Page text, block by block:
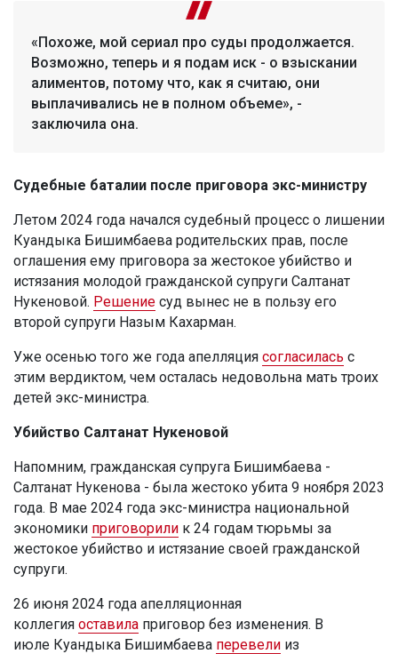
«Похоже, мой сериал про суды продолжается.
Возможно, теперь и я подам иск - о взыскании
алиментов, потому что, как я считаю, они
выплачивались не в полном объеме», -
заключила она.
Судебные баталии после приговора экс-министру
Летом 2024 года начался судебный процесс о лишении
Куандыка Бишимбаева родительских прав, после
оглашения ему приговора за жестокое убийство и
истязания молодой гражданской супруги Салтанат
Нукеновой. Решение суд вынес не в пользу его
второй супруги Назым Кахарман.
Уже осенью того же года апелляция согласилась с
этим вердиктом, чем осталась недовольна мать троих
детей экс-министра.
Убийство Салтанат Нукеновой
Напомним, гражданская супруга Бишимбаева -
Салтанат Нукенова - была жестоко убита 9 ноября 2023
года. В мае 2024 года экс-министра национальной
экономики приговорили к 24 годам тюрьмы за
жестокое убийство и истязание своей гражданской
супруги.
26 июня 2024 года апелляционная
коллегия оставила приговор без изменения. В
июле Куандыка Бишимбаева перевели из